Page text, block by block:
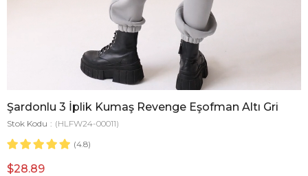
Şardonlu 3 İplik Kumaş Revenge Eşofman Altı Gri
Stok Kodu
(HLFW24-00011)
4.8
$28.89